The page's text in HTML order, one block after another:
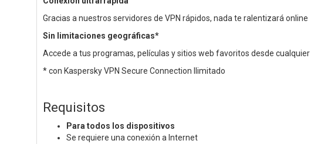
Gracias a nuestros servidores de VPN rápidos, nada te ralentizará online
Sin limitaciones geográficas*
Accede a tus programas, películas y sitios web favoritos desde
* con Kaspersky VPN Secure Connection Ilimitado
Requisitos
Para todos los dispositivos
Se requiere una conexión a Internet